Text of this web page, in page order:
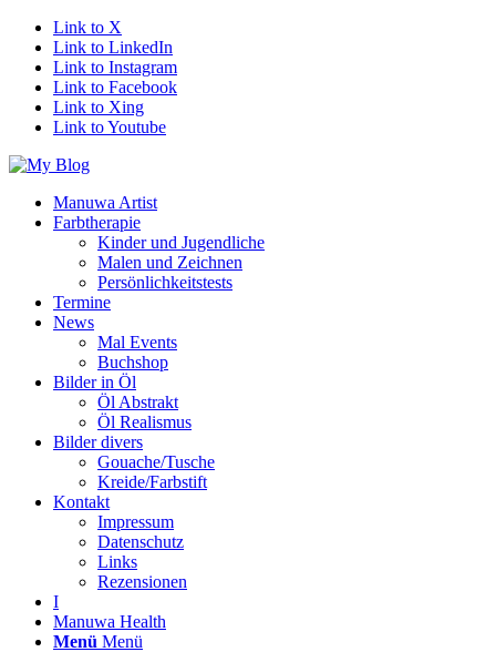
Link to X
Link to LinkedIn
Link to Instagram
Link to Facebook
Link to Xing
Link to Youtube
Manuwa Artist
Farbtherapie
Kinder und Jugendliche
Malen und Zeichnen
Persönlichkeitstests
Termine
News
Mal Events
Buchshop
Bilder in Öl
Öl Abstrakt
Öl Realismus
Bilder divers
Gouache/Tusche
Kreide/Farbstift
Kontakt
Impressum
Datenschutz
Links
Rezensionen
I
Manuwa Health
Menü Menü